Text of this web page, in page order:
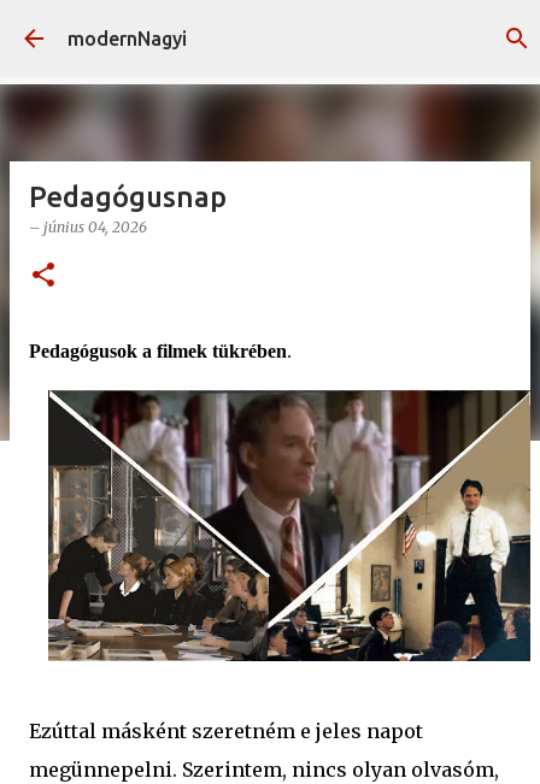
Ugrás a fő tartalomra
modernNagyi
Pedagógusnap
– június 04, 2026
Pedagógusok a filmek tükrében.
Ezúttal másként szeretném e jeles napot
megünnepelni. Szerintem, nincs olyan olvasóm,